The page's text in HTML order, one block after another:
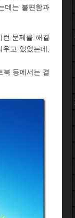
데는 불편함과
런 문제를 해결
고 있었는데,
북 등에서는 결